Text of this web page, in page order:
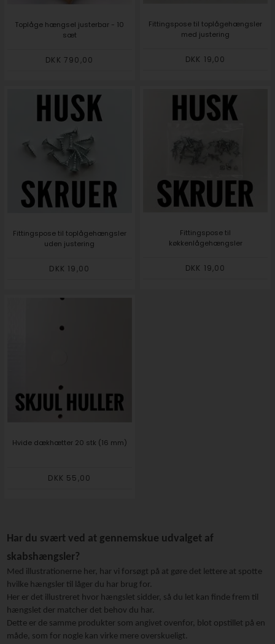
Toplåge hængsel justerbar - 10
sæt
DKK 790,00
Fittingspose til toplågehængsler
med justering
DKK 19,00
Fittingspose til toplågehængsler
uden justering
DKK 19,00
Fittingspose til
køkkenlågehængsler
DKK 19,00
Hvide dækhætter 20 stk (16 mm)
DKK 55,00
Har du svært ved at gennemskue udvalget af
skabshængsler?
Med illustrationerne her, har vi forsøgt på at gøre det lettere at spotte
hvilke hængsler til låger du har brug for.
Her er det illustreret hvor hængslet sidder, så du let kan finde frem til
hængslet der matcher det behov du har.
Dette er de samme produkter som angivet ovenfor, blot opstillet på en
måde, som for nogle kan virke mere overskueligt.